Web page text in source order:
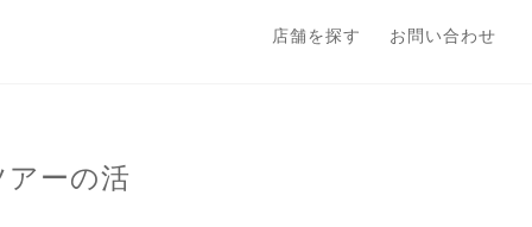
店舗を探す お問い合わせ
ーの活